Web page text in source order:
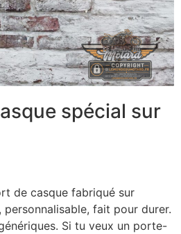
spécial sur
de casque fabriqué sur
fait pour durer.
Si tu veux un porte-